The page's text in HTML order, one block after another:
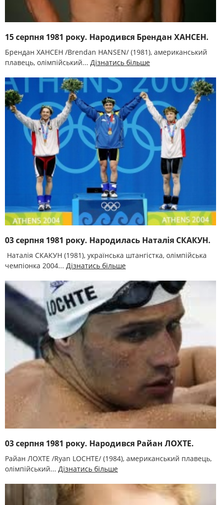
15 серпня 1981 року. Народився Брендан ХАНСЕН.
Брендан ХАНСЕН /Brendan HANSEN/ (1981), американський
плавець, олімпійський... Дізнатись більше
03 серпня 1981 року. Народилась Наталія СКАКУН.
Наталія СКАКУН (1981), українська штангістка, олімпійська
чемпіонка 2004... Дізнатись більше
03 серпня 1981 року. Народився Райан ЛОХТЕ.
Райан ЛОХТЕ /Ryan LOCHTE/ (1984), американський плавець,
олімпійський... Дізнатись більше